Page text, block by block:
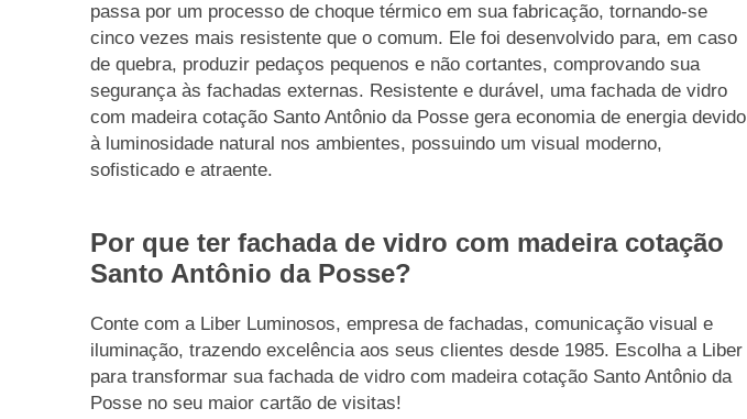
passa por um processo de choque térmico em sua fabricação, tornando-se
cinco vezes mais resistente que o comum. Ele foi desenvolvido para, em caso
de quebra, produzir pedaços pequenos e não cortantes, comprovando sua
segurança às fachadas externas. Resistente e durável, uma fachada de vidro
com madeira cotação Santo Antônio da Posse gera economia de energia devido
à luminosidade natural nos ambientes, possuindo um visual moderno,
sofisticado e atraente.
Por que ter fachada de vidro com madeira cotação
Santo Antônio da Posse?
Conte com a Liber Luminosos, empresa de fachadas, comunicação visual e
iluminação, trazendo excelência aos seus clientes desde 1985. Escolha a Liber
para transformar sua fachada de vidro com madeira cotação Santo Antônio da
Posse no seu maior cartão de visitas!